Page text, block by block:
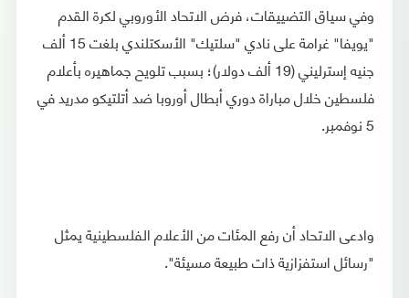
وفي سياق التضييقات، فرض الاتحاد الأوروبي لكرة القدم
"يويفا" غرامة على نادي "سلتيك" الأسكتلندي بلغت 15 ألف
جنيه إسترليني (19 ألف دولار)؛ بسبب تلويح جماهيره بأعلام
فلسطين خلال مباراة دوري أبطال أوروبا ضد أتلتيكو مدريد في
5 نوفمبر.
وادعى الاتحاد أن رفع المئات من الأعلام الفلسطينية يمثل
"رسائل استفزازية ذات طبيعة مسيئة".